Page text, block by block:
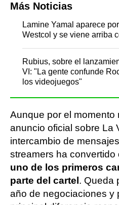
Más Noticias
Lamine Yamal aparece
Westcol y se viene arriba
Rubius, sobre el
VI: "La gente confunde
los videojuegos"
Aunque por el momento
anuncio oficial sobre La
intercambio de
streamers ha
uno de los primeros
parte del cartel . Queda
año de negociaciones y